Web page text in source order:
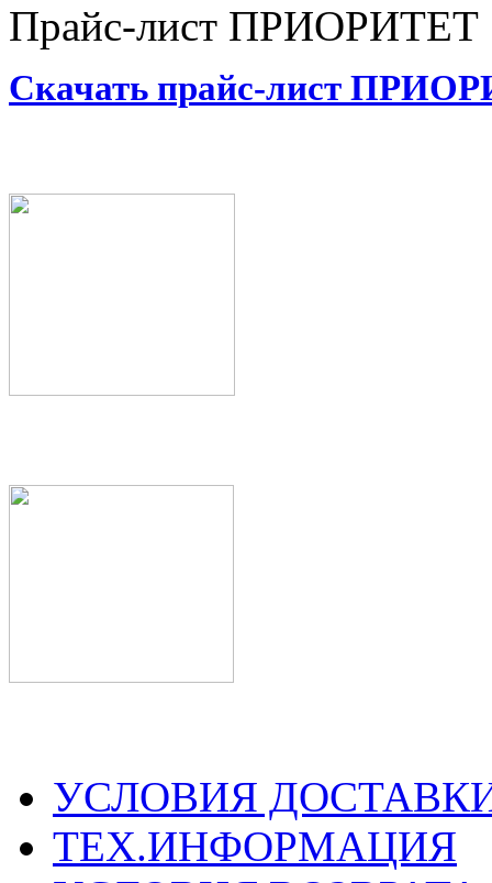
Прайс-лист ПРИОРИТЕТ
Скачать прайс-лист
УСЛОВИЯ
ТЕХ.ИНФОРМАЦИЯ